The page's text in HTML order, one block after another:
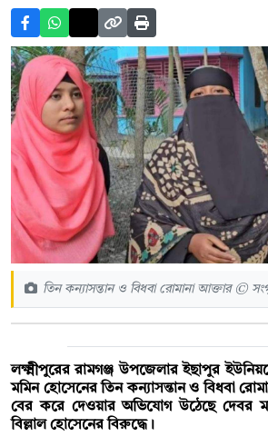
তিন কন্যাসন্তান ও বিধবা রোমানা আক্তার ©
লক্ষ্মীপুরের রামগঞ্জ উপজেলার ইছাপুর
মমিন হোসেনের তিন কন্যাসন্তান ও বিধবা
বের করে দেওয়ার অভিযোগ উঠেছে দেবর
বিল্লাল হোসেনের বিরুদ্ধে।